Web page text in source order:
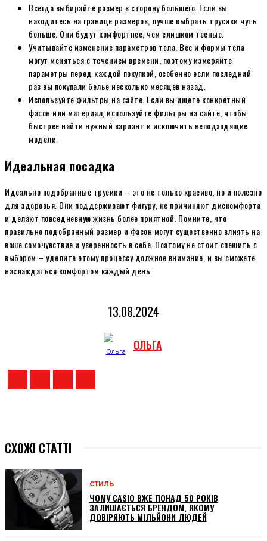
Всегда выбирайте размер в сторону большего. Если вы
находитесь на границе размеров, лучше выбрать трусики чуть
больше. Они будут комфортнее, чем слишком тесные.
Учитывайте изменение параметров тела. Вес и формы тела
могут меняться с течением времени, поэтому измеряйте
параметры перед каждой покупкой, особенно если последний
раз вы покупали белье несколько месяцев назад.
Используйте фильтры на сайте. Если вы ищете конкретный
фасон или материал, используйте фильтры на сайте, чтобы
быстрее найти нужный вариант и исключить неподходящие
модели.
Идеальная посадка
Идеально подобранные трусики – это не только красиво, но и полезно
для здоровья. Они поддерживают фигуру, не причиняют дискомфорта
и делают повседневную жизнь более приятной. Помните, что
правильно подобранный размер и фасон могут существенно влиять на
ваше самочувствие и уверенность в себе. Поэтому не стоит спешить с
выбором – уделите этому процессу должное внимание, и вы сможете
наслаждаться комфортом каждый день.
13.08.2024
ОЛЬГА
СХОЖІ СТАТТІ
СТИЛЬ
ЧОМУ CASIO ВЖЕ ПОНАД 50 РОКІВ
ЗАЛИШАЄТЬСЯ БРЕНДОМ, ЯКОМУ
ДОВІРЯЮТЬ МІЛЬЙОНИ ЛЮДЕЙ